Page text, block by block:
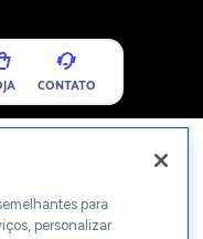
CONTATO
para
personalizar